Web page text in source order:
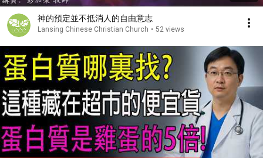
神的預定並不抵消人的自由意志
Lansing Chinese Christian Church • 52 views